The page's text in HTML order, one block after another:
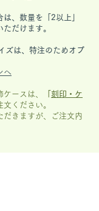
、数量を「2以上」
だけます。
ズは、特注のためオプ
へ
ースは、
刻印・ケ
文ください。
きますが、
ご注文内